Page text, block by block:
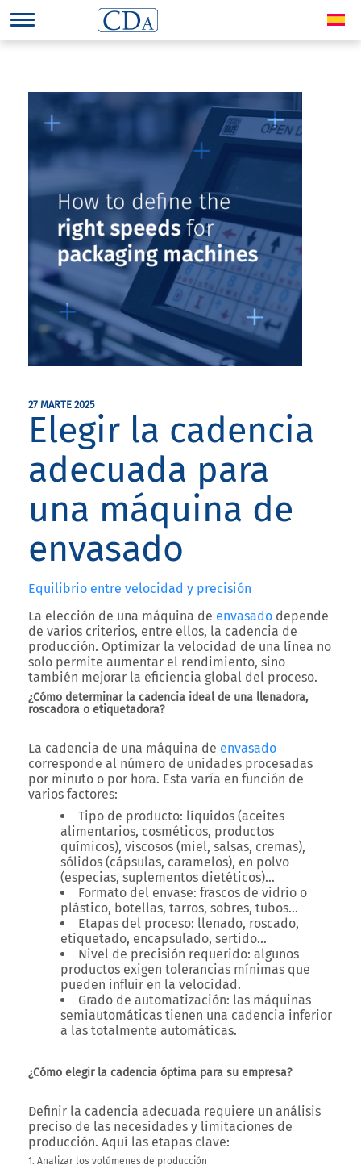
27 MARTE 2025
Elegir la cadencia
adecuada para
una máquina de
envasado
Equilibrio entre velocidad y precisión
La elección de una máquina de envasado depende
de varios criterios, entre ellos, la cadencia de
producción. Optimizar la velocidad de una línea no
solo permite aumentar el rendimiento, sino
también mejorar la eficiencia global del proceso.
¿Cómo determinar la cadencia ideal de una llenadora,
roscadora o etiquetadora?
La cadencia de una máquina de envasado
corresponde al número de unidades procesadas
por minuto o por hora. Esta varía en función de
varios factores:
Tipo de producto: líquidos (aceites
alimentarios, cosméticos, productos
químicos), viscosos (miel, salsas, cremas),
sólidos (cápsulas, caramelos), en polvo
(especias, suplementos dietéticos)…
Formato del envase: frascos de vidrio o
plástico, botellas, tarros, sobres, tubos…
Etapas del proceso: llenado, roscado,
etiquetado, encapsulado, sertido…
Nivel de precisión requerido: algunos
productos exigen tolerancias mínimas que
pueden influir en la velocidad.
Grado de automatización: las máquinas
semiautomáticas tienen una cadencia inferior
a las totalmente automáticas.
¿Cómo elegir la cadencia óptima para su empresa?
Definir la cadencia adecuada requiere un análisis
preciso de las necesidades y limitaciones de
producción. Aquí las etapas clave:
1. Analizar los volúmenes de producción